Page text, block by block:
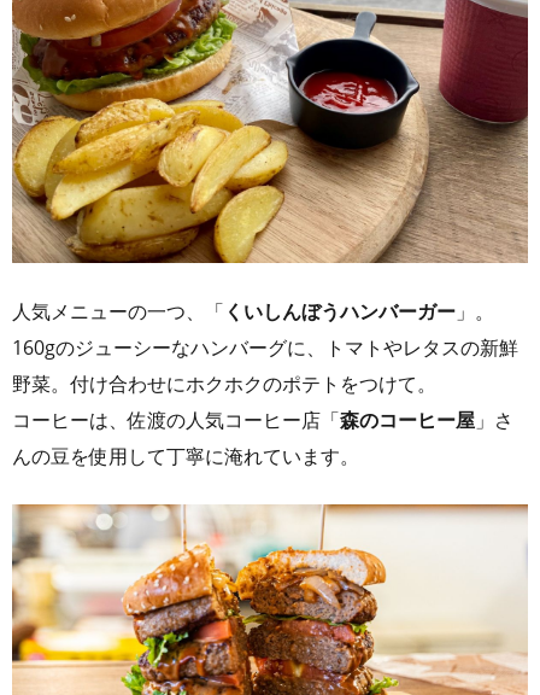
人気メニューの一つ、「 くいしんぼうハンバーガー 」。
160gのジューシーなハンバーグに、トマトやレタスの新鮮
野菜。付け合わせにホクホクのポテトをつけて。
コーヒーは、佐渡の人気コーヒー店「森のコーヒー屋 」さ
んの豆を使用して丁寧に淹れています。